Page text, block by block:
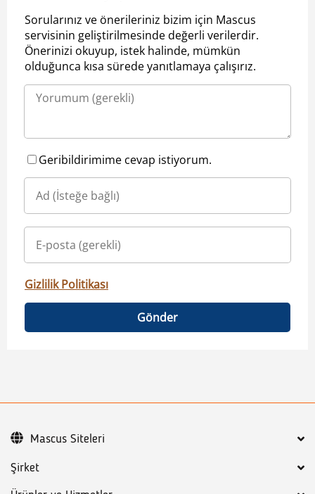
Sorularınız ve önerileriniz bizim için Mascus
servisinin geliştirilmesinde değerli verilerdir.
Önerinizi okuyup, istek halinde, mümkün
olduğunca kısa sürede yanıtlamaya çalışırız.
Geribildirimime cevap istiyorum.
Gizlilik Politikası
Gönder
Şirket
Mascus Siteleri